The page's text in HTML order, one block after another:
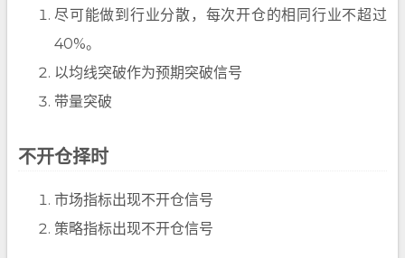
尽可能做到行业分散，每次开仓的相同行业不超过
40%。
以均线突破作为预期突破信号
带量突破
不开仓择时
市场指标出现不开仓信号
策略指标出现不开仓信号